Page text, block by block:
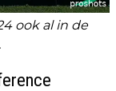
ook al in de